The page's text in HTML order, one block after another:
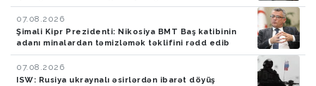
07.08.2026
Şimali Kipr Prezidenti: Nikosiya BMT Baş katibinin
adanı minalardan təmizləmək təklifini rədd edib
07.08.2026
ISW: Rusiya ukraynalı əsirlərdən ibarət döyüş